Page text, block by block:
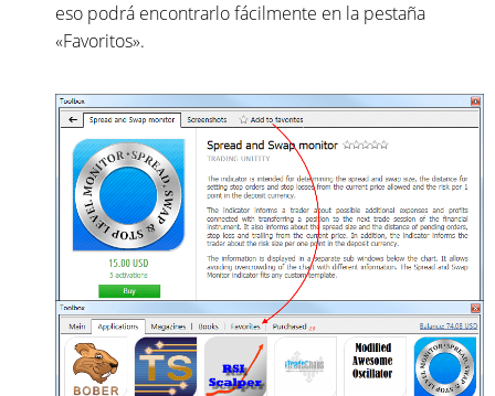
eso podrá encontrarlo fácilmente en la pestaña
«Favoritos».